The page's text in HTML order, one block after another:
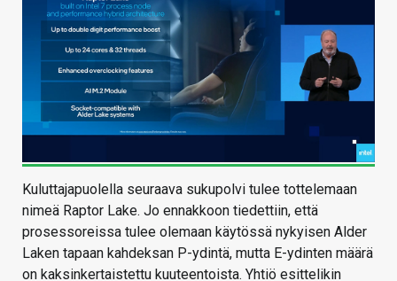
Kuluttajapuolella seuraava sukupolvi tulee tottelemaan
nimeä Raptor Lake. Jo ennakkoon tiedettiin, että
prosessoreissa tulee olemaan käytössä nykyisen Alder
Laken tapaan kahdeksan P-ydintä, mutta E-ydinten määrä
on kaksinkertaistettu kuuteentoista. Yhtiö esittelikin